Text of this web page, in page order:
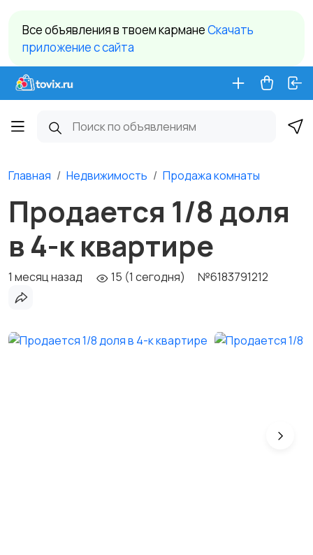
Все объявления в твоем карманеCкачать
приложение c сайта
Главная Недвижимость Продажа комнаты
Продается 1/8 доля
в 4-к квартире
1 месяц назад 15 (1 сегодня) №6183791212